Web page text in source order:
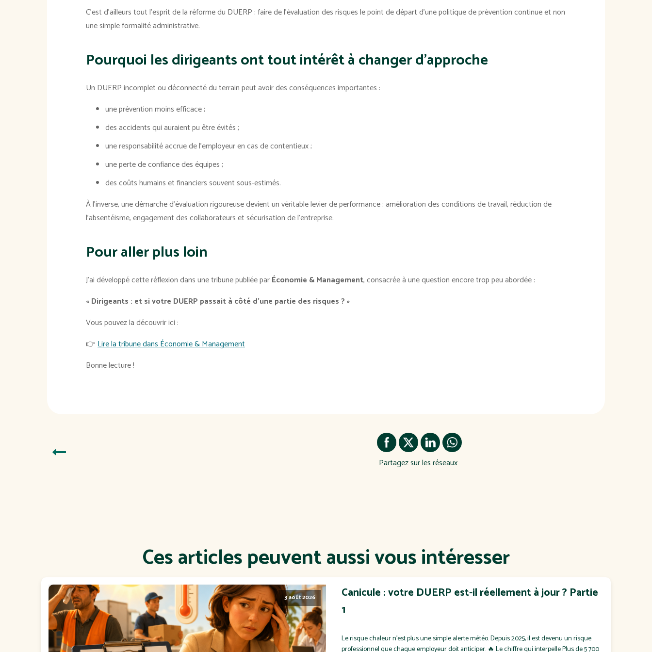
C'est d'ailleurs tout l'esprit de la réforme du DUERP : faire de l'évaluation des risques le point de départ d'une politique de prévention continue et non
une simple formalité administrative.
Pourquoi les dirigeants ont tout intérêt à changer d'approche
Un DUERP incomplet ou déconnecté du terrain peut avoir des conséquences importantes :
une prévention moins efficace ;
des accidents qui auraient pu être évités ;
une responsabilité accrue de l'employeur en cas de contentieux ;
une perte de confiance des équipes ;
des coûts humains et financiers souvent sous-estimés.
À l'inverse, une démarche d'évaluation rigoureuse devient un véritable levier de performance : amélioration des conditions de travail, réduction de
l'absentéisme, engagement des collaborateurs et sécurisation de l'entreprise.
Pour aller plus loin
J'ai développé cette réflexion dans une tribune publiée parÉconomie & Management, consacrée à une question encore trop peu abordée :
« Dirigeants : et si votre DUERP passait à côté d'une partie des risques ? »
Vous pouvez la découvrir ici :
👉Lire la tribune dans Économie & Management
Bonne lecture !
Partagez sur les réseaux
Ces articles peuvent aussi vous intéresser
3 août 2026
Canicule : votre DUERP est-il réellement à jour ? Partie
1
Le risque chaleur n'est plus une simple alerte météo. Depuis 2025, il est devenu un risque
professionnel que chaque employeur doit anticiper. 🔥 Le chiffre qui interpelle Plus de 5 700